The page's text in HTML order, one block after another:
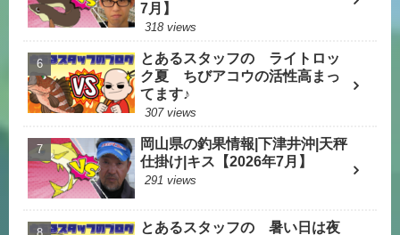
7月】
318 views
とあるスタッフの ライトロッ
ク夏 ちびアコウの活性高まっ
てます♪
307 views
岡山県の釣果情報|下津井沖|天秤
仕掛け|キス【2026年7月】
291 views
とあるスタッフの 暑い日は夜